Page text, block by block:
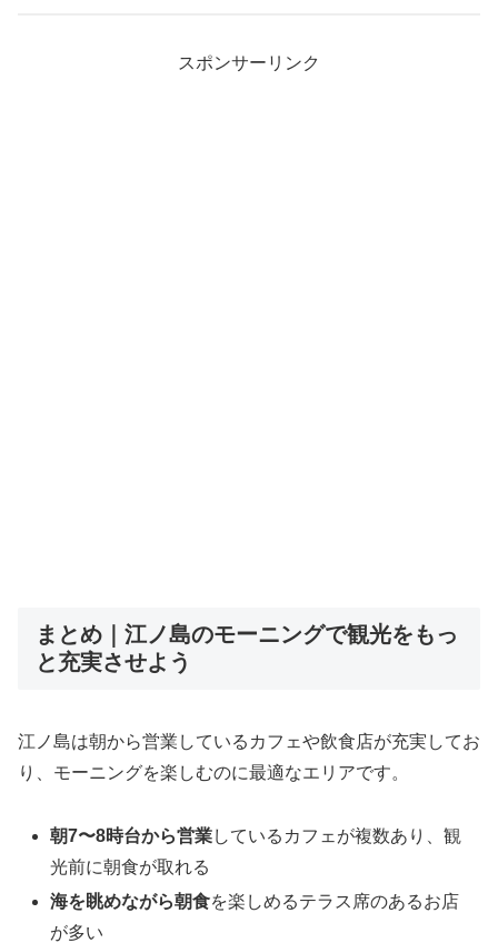
スポンサーリンク
まとめ｜江ノ島のモーニングで観光をもっ
と充実させよう
江ノ島は朝から営業しているカフェや飲食店が充実してお
り、モーニングを楽しむのに最適なエリアです。
朝7〜8時台から営業しているカフェが複数あり、観
光前に朝食が取れる
海を眺めながら朝食を楽しめるテラス席のあるお店
が多い